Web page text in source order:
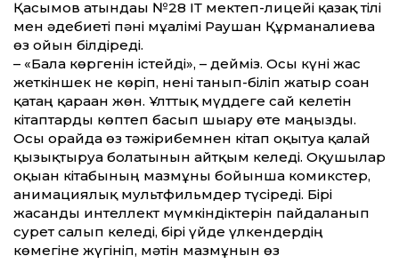
Қасымов атындағы №28 ІТ мектеп-лицейі қазақ тілі
мен әдебиеті пәні мұғалімі Раушан Құрманғалиева
өз ойын білдіреді.
– «Бала көргенін істейді», – дейміз. Осы күні жас
жеткіншек не көріп, нені танып-біліп жатыр соған
қатаң қараған жөн. Ұлт­тық мүддеге сай келетін
кітаптарды көптеп басып шығару өте маңызды.
Осы орайда өз тәжірибемнен кітап оқытуға қалай
қызықтыруға болатынын айт­қым келеді. Оқушылар
оқыған кітабының мазмұны бойынша комикстер,
анимациялық мультфильмдер түсіреді. Бірі
жасанды интеллект мүмкіндіктерін пайдаланып
сурет салып келеді, бірі үйде үлкендердің
көмегіне жүгініп, мәтін мазмұнын өз